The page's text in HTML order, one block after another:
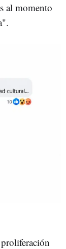
al momento